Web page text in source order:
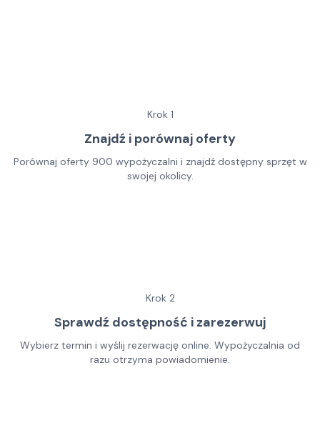
Krok 1
Znajdź i porównaj oferty
Porównaj oferty 900 wypożyczalni i znajdź dostępny sprzęt w
swojej okolicy.
Krok 2
Sprawdź dostępność i zarezerwuj
Wybierz termin i wyślij rezerwację online. Wypożyczalnia od
razu otrzyma powiadomienie.